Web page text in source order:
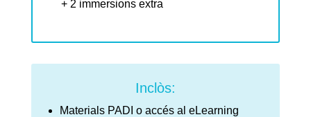
+ 2 immersions extra
Inclòs:
Materials PADI o accés al eLearning